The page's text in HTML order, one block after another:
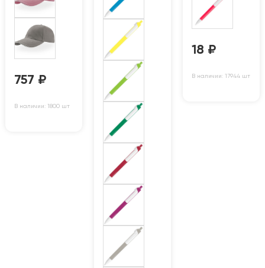
757 ₽
В наличии: 1800 шт
18 ₽
В наличии: 17944 шт